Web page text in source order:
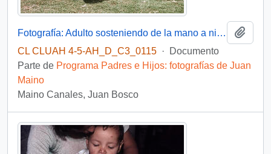
Fotografía: Adulto sosteniendo de la mano a niño
CL CLUAH 4-5-AH_D_C3_0115 ·
Documento
Parte de Programa Padres e Hijos: fotografías de Juan
Maino
Maino Canales, Juan Bosco